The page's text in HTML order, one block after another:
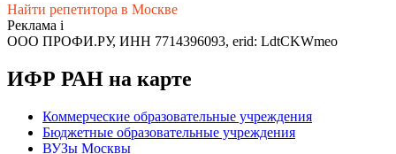
Найти репетитора в Москве
Реклама i
ООО ПРОФИ.РУ, ИНН 7714396093, erid: LdtCKWmeo
ИФР РАН на карте
Коммерческие образовательные учреждения
Бюджетные образовательные учреждения
ВУЗы Москвы